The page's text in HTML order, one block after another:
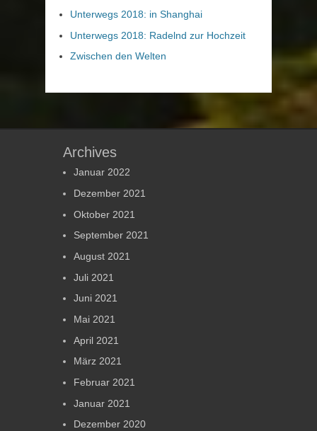
Unterwegs 2018: in Shanghai
Unterwegs 2018: Radelnd zur Hochzeit
Zwischen den Welten
Archives
Januar 2022
Dezember 2021
Oktober 2021
September 2021
August 2021
Juli 2021
Juni 2021
Mai 2021
April 2021
März 2021
Februar 2021
Januar 2021
Dezember 2020